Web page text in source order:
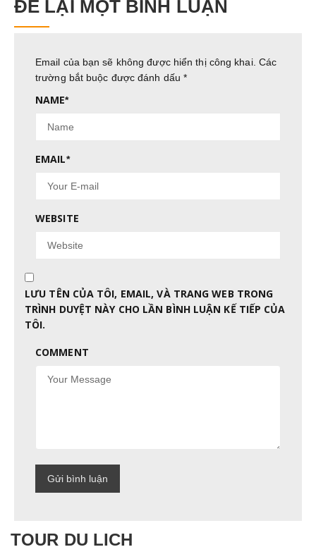
ĐỂ LẠI MỘT BÌNH LUẬN
Email của bạn sẽ không được hiển thị công khai. Các
trường bắt buộc được đánh dấu*
NAME*
EMAIL*
WEBSITE
LƯU TÊN CỦA TÔI, EMAIL, VÀ TRANG WEB TRONG
TRÌNH DUYỆT NÀY CHO LẦN BÌNH LUẬN KẾ TIẾP CỦA
TÔI.
COMMENT
TOUR DU LỊCH